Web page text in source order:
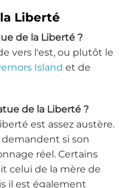
Liberté
de la Liberté ?
vers l'est, ou plutôt le
Island et de
de la Liberté ?
est assez austère.
si son
réel. Certains
celui de la mère de
il est également